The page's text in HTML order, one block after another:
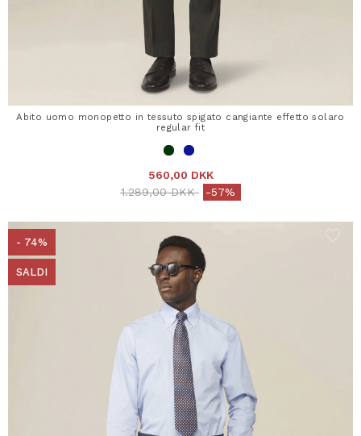
Abito uomo monopetto in tessuto spigato cangiante effetto solaro
regular fit
560,00 DKK
Price reduced from
1.289,00 DKKto-57%
- 74%
SALDI